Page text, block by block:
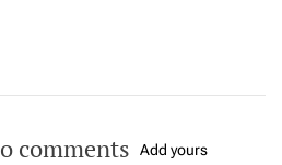
comments Add yours